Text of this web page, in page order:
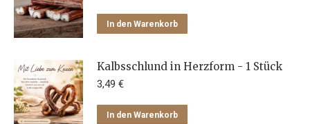
In den Warenkorb
Kalbsschlund in Herzform - 1 Stück
3,49 €
In den Warenkorb